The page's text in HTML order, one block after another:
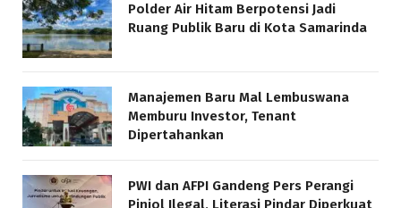
Polder Air Hitam Berpotensi Jadi
Ruang Publik Baru di Kota Samarinda
Manajemen Baru Mal Lembuswana
Memburu Investor, Tenant
Dipertahankan
PWI dan AFPI Gandeng Pers Perangi
Pinjol Ilegal, Literasi Pindar Diperkuat